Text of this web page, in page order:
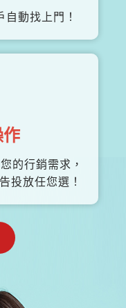
動找上門！
的行銷需求，
投放任您選！